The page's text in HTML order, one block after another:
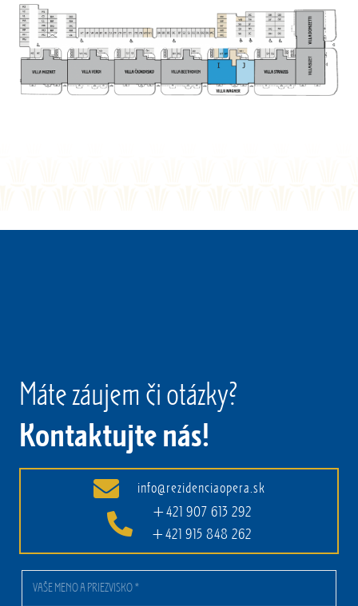
Máte záujem či otázky?
Kontaktujte nás!
info@rezidenciaopera.sk
+421 907 613 292
+421 915 848 262